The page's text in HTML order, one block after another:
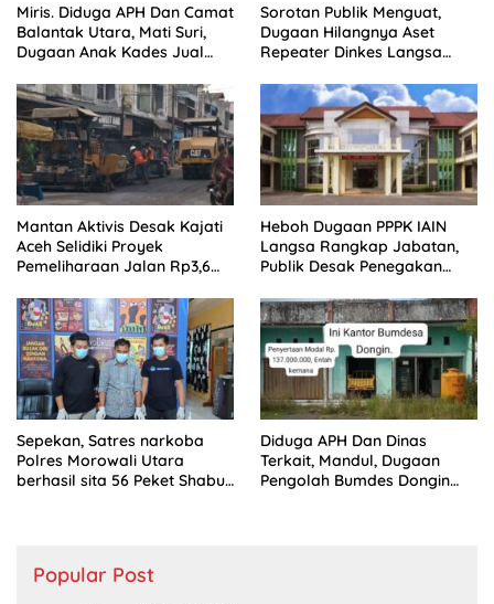
Miris. Diduga APH Dan Camat
Balantak Utara, Mati Suri,
Dugaan Anak Kades Jual
Sorotan Publik Menguat,
Dugaan Hilangnya Aset
Repeater Dinkes Langsa
Mantan Aktivis Desak Kajati
Aceh Selidiki Proyek
Pemeliharaan Jalan Rp3,6
Heboh Dugaan PPPK IAIN
Langsa Rangkap Jabatan,
Publik Desak Penegakan
Sepekan, Satres narkoba
Polres Morowali Utara
berhasil sita 56 Peket Shabu
Diduga APH Dan Dinas
Terkait, Mandul, Dugaan
Pengolah Bumdes Dongin
Popular Post